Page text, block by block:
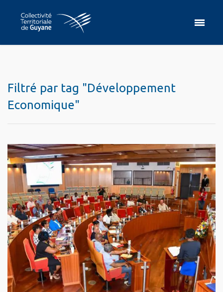
Filtré par tag "Développement
Economique"